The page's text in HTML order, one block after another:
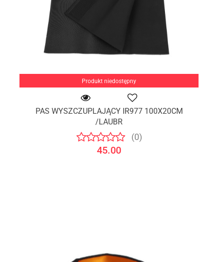
Produkt niedostępny
PAS WYSZCZUPLAJĄCY IR977 100X20CM
/LAUBR
(0)
45.00